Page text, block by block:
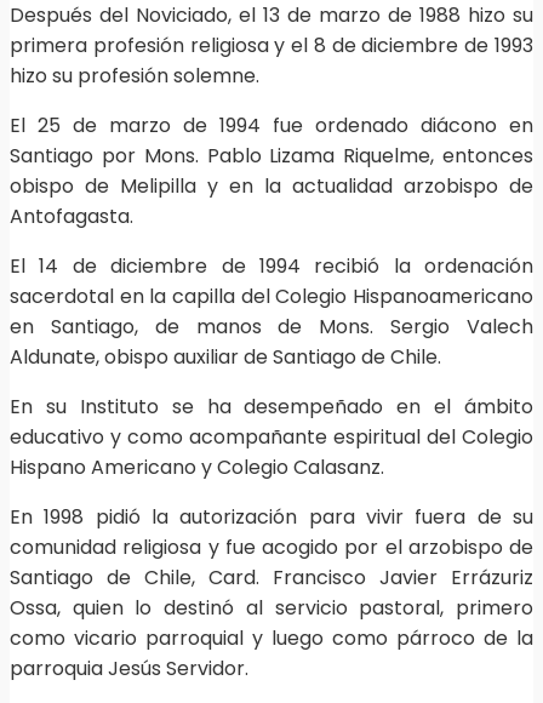
Después del Noviciado, el 13 de marzo de 1988 hizo su
primera profesión religiosa y el 8 de diciembre de 1993
hizo su profesión solemne.
El 25 de marzo de 1994 fue ordenado diácono en
Santiago por Mons. Pablo Lizama Riquelme, entonces
obispo de Melipilla y en la actualidad arzobispo de
Antofagasta.
El 14 de diciembre de 1994 recibió la ordenación
sacerdotal en la capilla del Colegio Hispanoamericano
en Santiago, de manos de Mons. Sergio Valech
Aldunate, obispo auxiliar de Santiago de Chile.
En su Instituto se ha desempeñado en el ámbito
educativo y como acompañante espiritual del Colegio
Hispano Americano y Colegio Calasanz.
En 1998 pidió la autorización para vivir fuera de su
comunidad religiosa y fue acogido por el arzobispo de
Santiago de Chile, Card. Francisco Javier Errázuriz
Ossa, quien lo destinó al servicio pastoral, primero
como vicario parroquial y luego como párroco de la
parroquia Jesús Servidor.